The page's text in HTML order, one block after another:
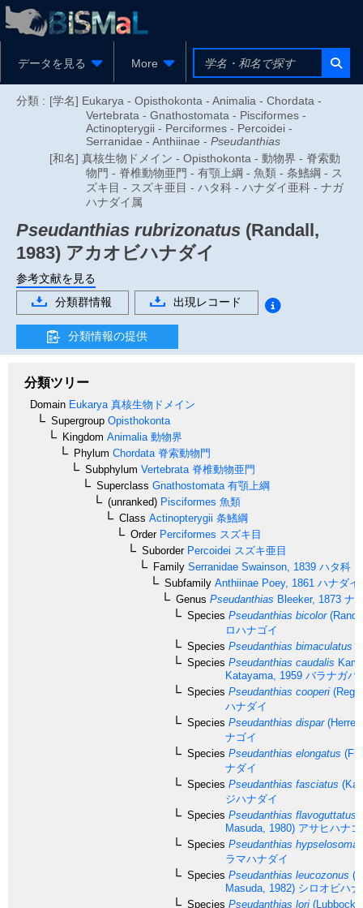
データを見る More
分類 : [学名] Eukarya - Opisthokonta - Animalia - Chordata -
Vertebrata - Gnathostomata - Pisciformes -
Actinopterygii - Perciformes - Percoidei -
Serranidae - Anthiinae - Pseudanthias
[和名] 真核生物ドメイン - Opisthokonta - 動物界 - 脊索動
物門 - 脊椎動物亜門 - 有顎上綱 - 魚類 - 条鰭綱 - ス
ズキ目 - スズキ亜目 - ハタ科 - ハナダイ亜科 - ナガ
ハナダイ属
Pseudanthias rubrizonatus (Randall,
1983) アカオビハナダイ
参考文献を見る
分類群情報
出現レコード
分類情報の提供
分類ツリー
Domain Eukarya 真核生物ドメイン
Supergroup Opisthokonta
Kingdom Animalia 動物界
Phylum Chordata 脊索動物門
Subphylum Vertebrata 脊椎動物亜門
Superclass Gnathostomata 有顎上綱
(unranked) Pisciformes 魚類
Class Actinopterygii 条鰭綱
OrderPerciformes スズキ目
SuborderPercoidei スズキ亜目
Family Serranidae Swainson, 1839 ハタ科
Subfamily Anthiinae Poey, 1861 ハナダイ
Genus Pseudanthias Bleeker, 1873 ナ
Species Pseudanthias bicolor
ロハナゴイ
Species Pseudanthias bimaculatus
Species Pseudanthias caudalis
Katayama, 1959 バラナガハ
Species Pseudanthias cooperi
ハナダイ
Species Pseudanthias dispar(Herre,
ナゴイ
Species Pseudanthias elongatus
ナダイ
Species Pseudanthias fasciatus
ジハナダイ
Species Pseudanthias flavoguttatus
Masuda, 1980) アサヒハナ
Species Pseudanthias hypselosoma
ラマハナダイ
Species Pseudanthias leucozonus
Masuda, 1982) シロオビハ
Species Pseudanthias lori (Lubbock